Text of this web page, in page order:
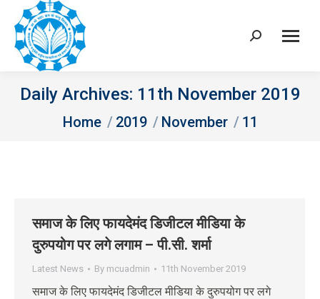
Search:
Daily Archives: 11th November 2019
You are here:
Home 2019 November 11
समाज के लिए फायदेमंद डिजीटल मीडिया के
दुरुपयोग पर लगे लगाम – पी.सी. शर्मा
Latest News By mcuadmin 11th November 2019
समाज के लिए फायदेमंद डिजीटल मीडिया के दुरुपयोग पर लगे